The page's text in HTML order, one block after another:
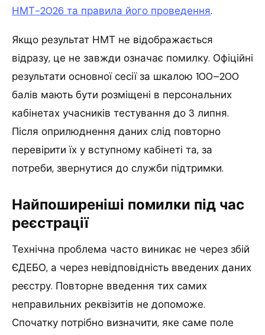
НМТ-2026 та правила його проведення.
Якщо результат НМТ не відображається
відразу, це не завжди означає помилку. Офіційні
результати основної сесії за шкалою 100–200
балів мають бути розміщені в персональних
кабінетах учасників тестування до 3 липня.
Після оприлюднення даних слід повторно
перевірити їх у вступному кабінеті та, за
потреби, звернутися до служби підтримки.
Найпоширеніші помилки під час
реєстрації
Технічна проблема часто виникає не через збій
ЄДЕБО, а через невідповідність введених даних
реєстру. Повторне введення тих самих
неправильних реквізитів не допоможе.
Спочатку потрібно визначити, яке саме поле